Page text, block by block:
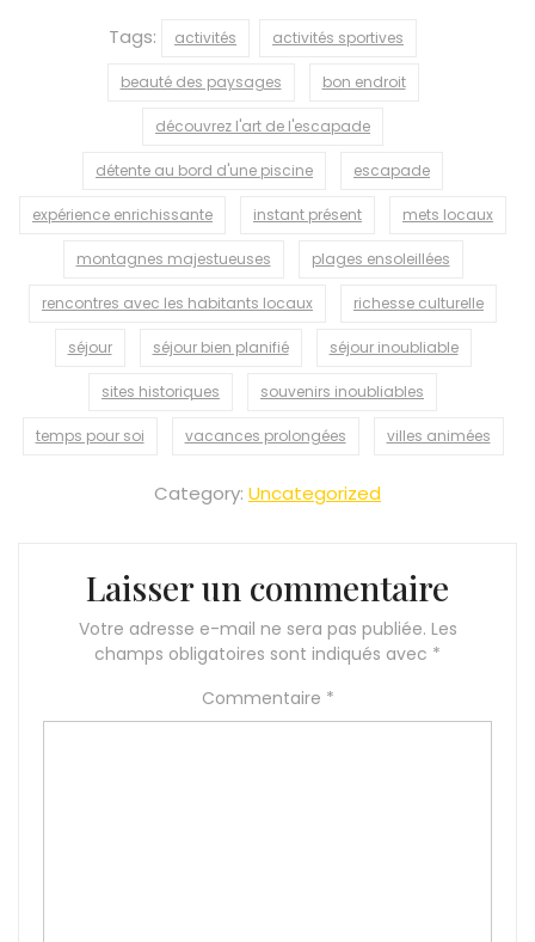
Tags: activités activités sportives
beauté des paysages bon endroit
découvrez l'art de l'escapade
détente au bord d'une piscine escapade
expérience enrichissante instant présent mets locaux
montagnes majestueuses plages ensoleillées
rencontres avec les habitants locaux richesse culturelle
séjour séjour bien planifié séjour inoubliable
sites historiques souvenirs inoubliables
temps pour soi vacances prolongées villes animées
Category: Uncategorized
Laisser un commentaire
Votre adresse e-mail ne sera pas publiée. Les
champs obligatoires sont indiqués avec *
Commentaire *